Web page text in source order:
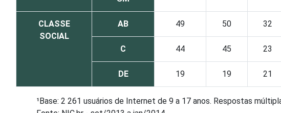
CLASSE
SOCIAL
AB 49 50 32
C 44 45 23
DE 19 19 21
¹Base: 2 261 usuários de Internet de 9 a 17 anos. Respostas